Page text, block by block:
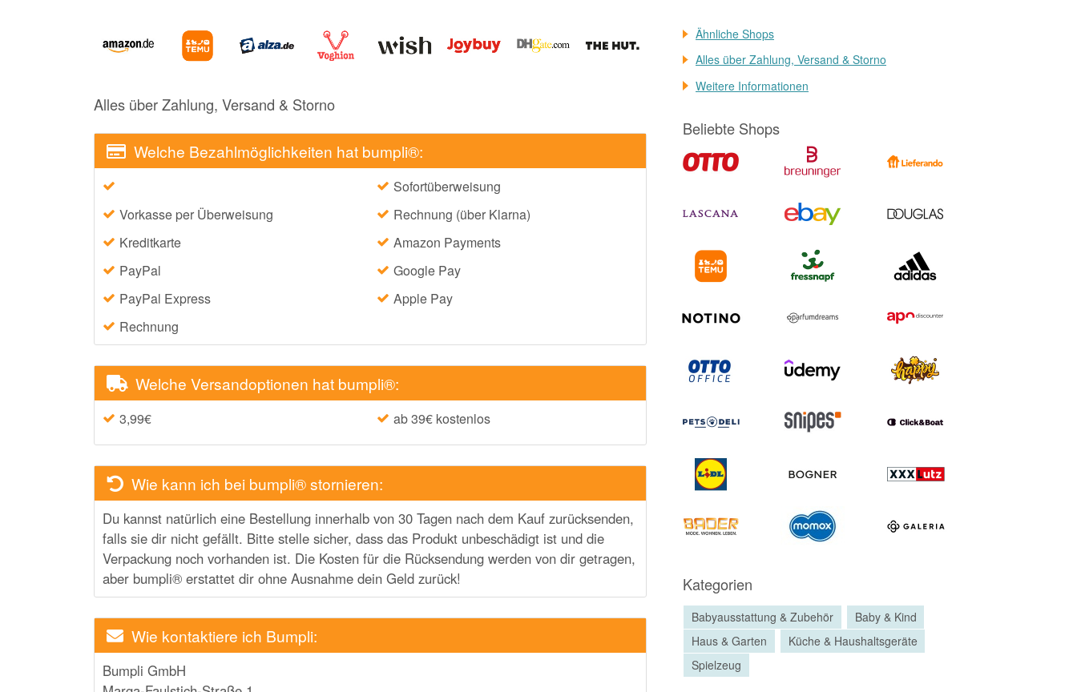
Alles über Zahlung, Versand & Storno
Welche Bezahlmöglichkeiten hat bumpli®:
Vorkasse per Überweisung
Kreditkarte
PayPal
PayPal Express
Rechnung
Sofortüberweisung
Rechnung (über Klarna)
Amazon Payments
Google Pay
Apple Pay
Welche Versandoptionen hat bumpli®:
3,99€ ab 39€ kostenlos
Wie kann ich bei bumpli® stornieren:
Du kannst natürlich eine Bestellung innerhalb von 30 Tagen nach dem Kauf zurücksenden,
falls sie dir nicht gefällt. Bitte stelle sicher, dass das Produkt unbeschädigt ist und die
Verpackung noch vorhanden ist. Die Kosten für die Rücksendung werden von dir getragen,
aber bumpli® erstattet dir ohne Ausnahme dein Geld zurück!
Wie kontaktiere ich Bumpli:
Bumpli GmbH
Ähnliche Shops
Alles über Zahlung, Versand & Storno
Weitere Informationen
Beliebte Shops
Kategorien
Babyausstattung & Zubehör
Baby & Kind
Haus & Garten
Küche & Haushaltsgeräte
Spielzeug